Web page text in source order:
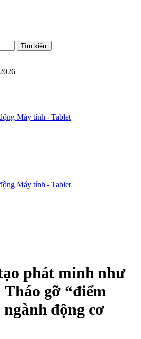
Tìm kiếm
Tìm kiếm
Máy tính - Tablet
Máy tính - Tablet
phát minh như
gỡ “điểm
ngành động cơ